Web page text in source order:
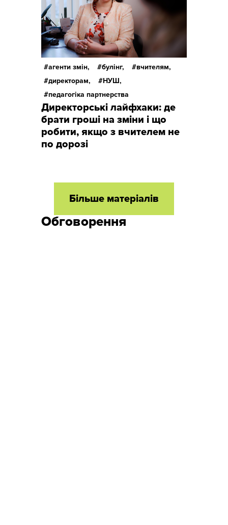
агенти змін, булінг,
вчителям,
директорам,
НУШ,
педагогіка партнерства
Директорські лайфхаки: де
брати гроші на зміни і що
робити, якщо з вчителем не
по дорозі
Більше матеріалів
Обговорення